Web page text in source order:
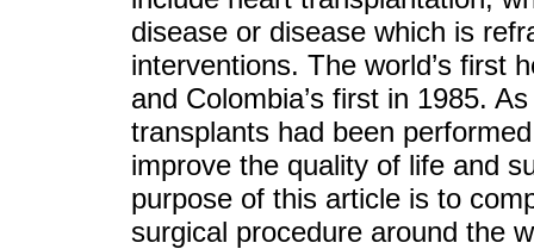
disease or disease which is
interventions. The world’s first
and Colombia’s first in 1985.
transplants had been
improve the quality of life and
purpose of this article is to
surgical procedure around the